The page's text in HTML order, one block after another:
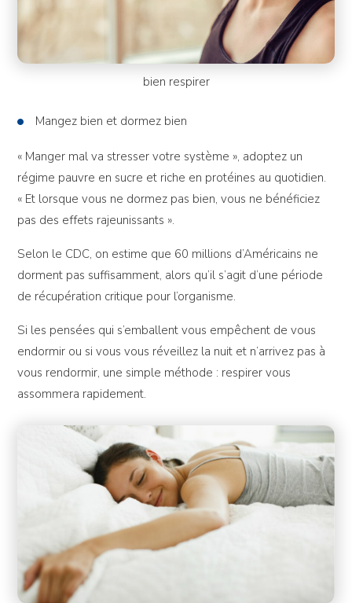
bien respirer
Mangez bien et dormez bien
« Manger mal va stresser votre système », adoptez un
régime pauvre en sucre et riche en protéines au quotidien.
« Et lorsque vous ne dormez pas bien, vous ne bénéficiez
pas des effets rajeunissants ».
Selon le CDC, on estime que 60 millions d’Américains ne
dorment pas suffisamment, alors qu’il s’agit d’une période
de récupération critique pour l’organisme.
Si les pensées qui s’emballent vous empêchent de vous
endormir ou si vous vous réveillez la nuit et n’arrivez pas à
vous rendormir, une simple méthode : respirer vous
assommera rapidement.